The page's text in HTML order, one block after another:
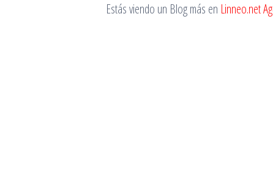
Estás viendo un Blog más en Linneo.net